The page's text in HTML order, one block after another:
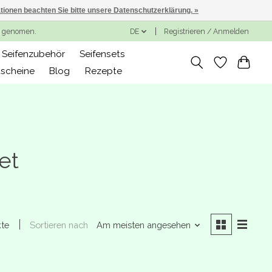
DE Registrieren / Anmelden
Seifenzubehör
Seifensets
Blog Rezepte
Sortieren nach Am meisten angesehen
beachten Sie bitte unsere Datenschutzerklärung. »